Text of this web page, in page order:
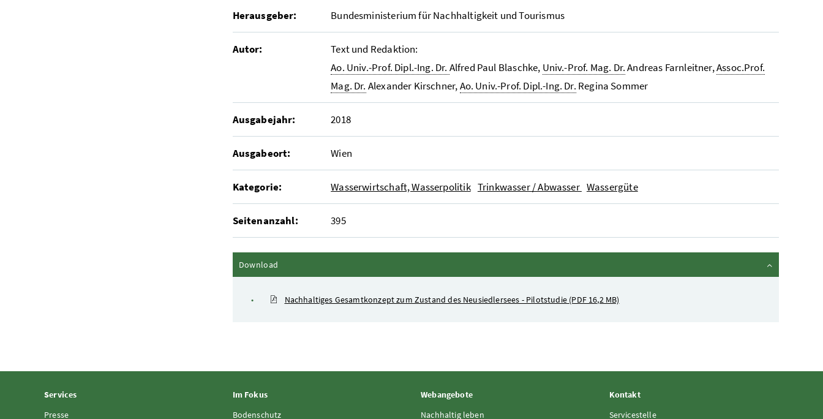
Herausgeber: Bundesministerium für Nachhaltigkeit und Tourismus
Autor:
Text und Redaktion:
Ao. Univ.-Prof. Dipl.-Ing. Dr. Alfred Paul Blaschke, Univ.-Prof. Mag. Dr.Andreas Farnleitner,Assoc.Prof.
Mag. Dr. Alexander Kirschner,Ao. Univ.-Prof. Dipl.-Ing. Dr. Regina Sommer
Ausgabejahr: 2018
Ausgabeort: Wien
Kategorie: Wasserwirtschaft, Wasserpolitik Trinkwasser / Abwasser Wassergüte
Seitenanzahl: 395
Download
Nachhaltiges Gesamtkonzept zum Zustand des Neusiedlersees - Pilotstudie (PDF 16,2 MB)
Services
Presse
Im Fokus
Bodenschutz
Webangebote
Nachhaltig leben
Kontakt
Servicestelle